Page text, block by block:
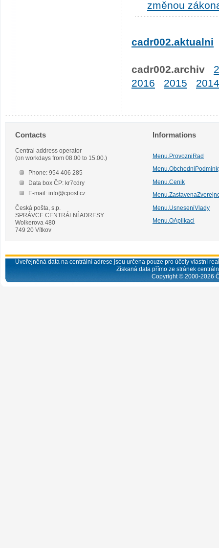
změnou
cadr002.aktualni
cadr002.archiv
2016
2015 2014
Contacts
Central address operator
(on workdays from 08.00 to 15.00.)
Phone: 954 406 285
Data box ČP: kr7cdry
E-mail: info@cpost.cz
Česká pošta, s.p.
SPRÁVCE CENTRÁLNÍ ADRESY
Wolkerova 480
749 20 Vítkov
Informations
Menu.ProvozniRad
Menu.Cenik
Menu.UsneseniVlady
Menu.OAplikaci
Uveřejněná data na centrální adrese jsou určena pouze pro účely vlastní
Získaná data přímo ze stránek
Copyright © 2000-2026